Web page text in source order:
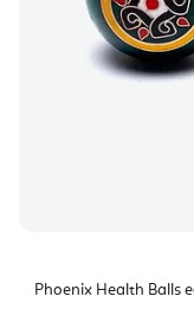
Phoenix Health Balls